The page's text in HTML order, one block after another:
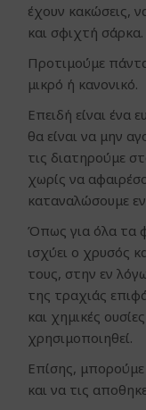
έχουν κακώσεις,
και σφιχτή σάρκα.
Προτιμούμε
μικρό ή κανονικό.
Επειδή είναι ένα
θα είναι να μην
τις διατηρούμε
χωρίς να
καταναλώσουμε
Όπως για όλα τα
ισχύει ο χρυσός
τους, στην εν
της τραχιάς
και χημικές
χρησιμοποιηθεί.
Επίσης,
και να τις